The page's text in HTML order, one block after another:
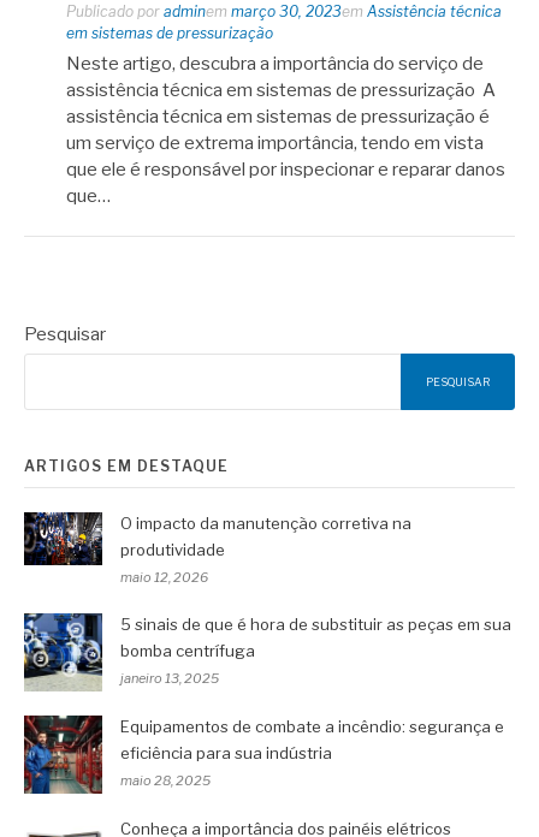
Publicado por adminem março 30, 2023em Assistência técnica
em sistemas de pressurização
Neste artigo, descubra a importância do serviço de
assistência técnica em sistemas de pressurização A
assistência técnica em sistemas de pressurização é
um serviço de extrema importância, tendo em vista
que ele é responsável por inspecionar e reparar danos
que…
Pesquisar
PESQUISAR
ARTIGOS EM DESTAQUE
O impacto da manutenção corretiva na
produtividade
maio 12, 2026
5 sinais de que é hora de substituir as peças em sua
bomba centrífuga
janeiro 13, 2025
Equipamentos de combate a incêndio: segurança e
eficiência para sua indústria
maio 28, 2025
Conheça a importância dos painéis elétricos